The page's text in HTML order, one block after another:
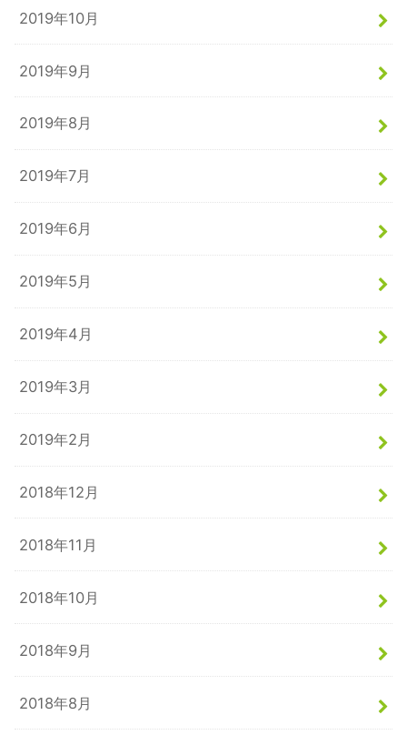
2019年10月
2019年9月
2019年8月
2019年7月
2019年6月
2019年5月
2019年4月
2019年3月
2019年2月
2018年12月
2018年11月
2018年10月
2018年9月
2018年8月